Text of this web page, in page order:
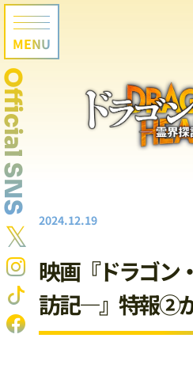
MENU
SNS
𝕏 2024.12.19
映画『ドラゴン
訪記―』特報②